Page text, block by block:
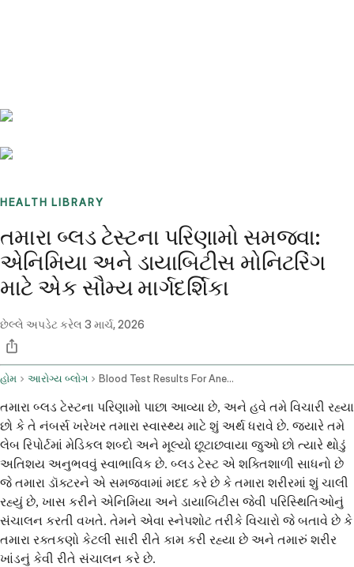
HEALTH LIBRARY
તમારા બ્લડ ટેસ્ટના પરિણામો સમજવા:
એનિમિયા અને ડાયાબિટીસ મોનિટરિંગ
માટે એક સૌમ્ય માર્ગદર્શિકા
છેલ્લે અપડેટ કરેલ 3 માર્ચ, 2026
હોમ આરોગ્ય બ્લોગ Blood Test Results For Anemia And Diabetes Management
તમારા બ્લડ ટેસ્ટના પરિણામો પાછા આવ્યા છે, અને હવે તમે વિચારી રહ્યા
છો કે તે નંબર્સ ખરેખર તમારા સ્વાસ્થ્ય માટે શું અર્થ ધરાવે છે. જ્યારે તમે
લેબ રિપોર્ટમાં મેડિકલ શબ્દો અને મૂલ્યો છૂટાછવાયા જુઓ છો ત્યારે થોડું
અતિશય અનુભવવું સ્વાભાવિક છે. બ્લડ ટેસ્ટ એ શક્તિશાળી સાધનો છે
જે તમારા ડૉક્ટરને એ સમજવામાં મદદ કરે છે કે તમારા શરીરમાં શું ચાલી
રહ્યું છે, ખાસ કરીને એનિમિયા અને ડાયાબિટીસ જેવી પરિસ્થિતિઓનું
સંચાલન કરતી વખતે. તેમને એવા સ્નેપશોટ તરીકે વિચારો જે બતાવે છે કે
તમારા રક્તકણો કેટલી સારી રીતે કામ કરી રહ્યા છે અને તમારું શરીર
ખાંડનું કેવી રીતે સંચાલન કરે છે.